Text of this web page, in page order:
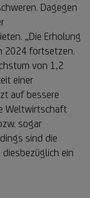
Dagegen
„Die Erholung
2024 fortsetzen.
von 1,2
einer
auf bessere
Weltwirtschaft
sogar
sind die
ein